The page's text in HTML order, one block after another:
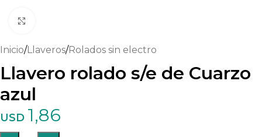
Inicio/Llaveros/Rolados sin electro
Llavero rolado s/e de Cuarzo
azul
USD 1,86